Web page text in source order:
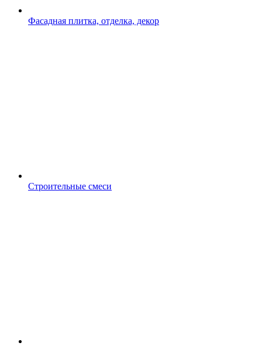
Фасадная плитка, отделка, декор
Строительные смеси